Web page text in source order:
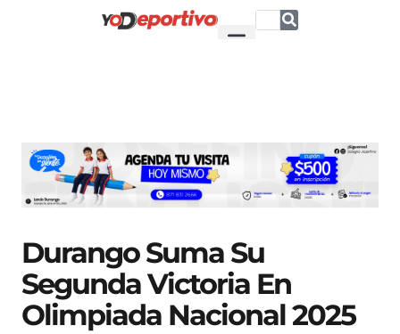
Durango Suma Su
Segunda Victoria En
Olimpiada Nacional 2025